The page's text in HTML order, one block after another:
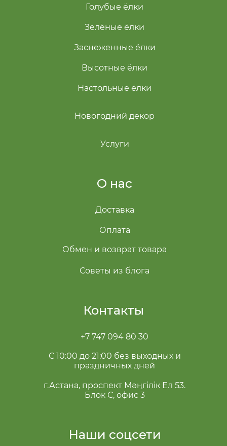
О нас
Контакты
Наши соцсети
Голубые ёлки
Зелёные ёлки
Доставка
Оплата
Обмен и возврат товара
Заснеженные ёлки
+7 747 094 80 30
С 10:00 до 21:00 без выходных и
праздничных дней
Советы из блога
г.Астана, проспект Мәңгілік Ел 53.
Блок С, офис 3
Высотные ёлки
Настольные ёлки
Услуги
Новогодний декор